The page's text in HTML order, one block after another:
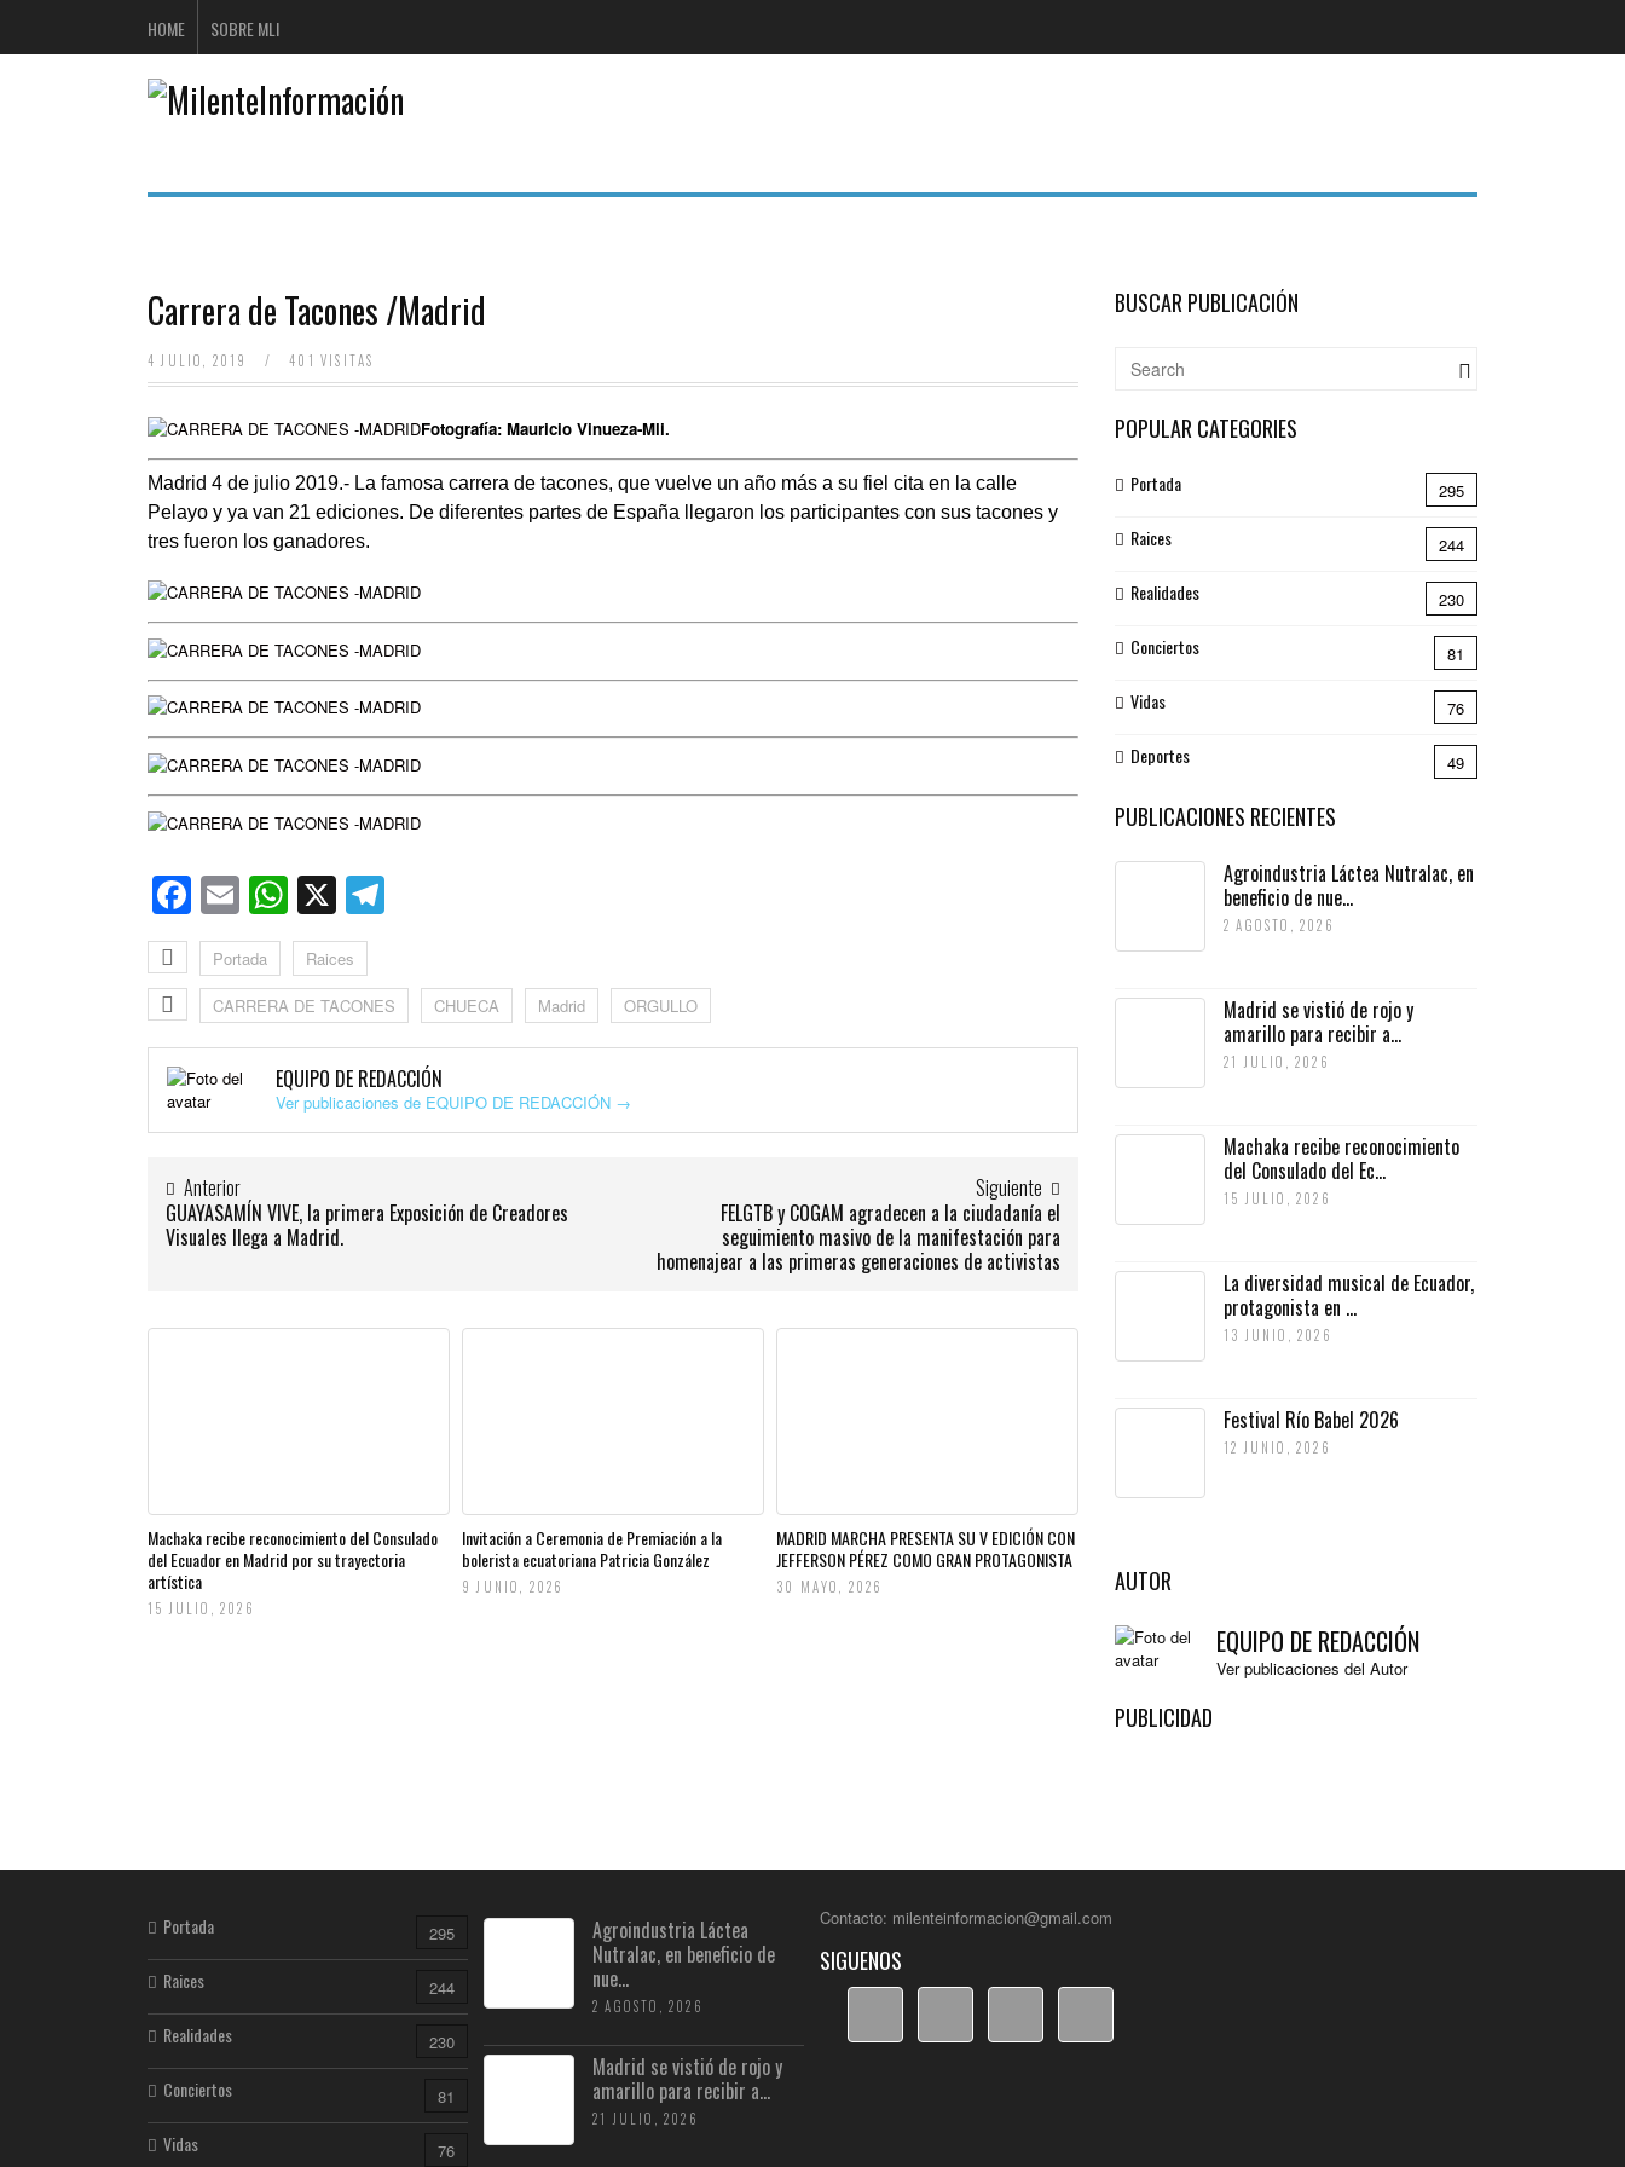
HOME SOBRE MLI
Carrera de Tacones /Madrid
4 JULIO, 2019 / 401 VISITAS
Fotografía: Mauricio Vinueza-Mli.
Madrid 4 de julio 2019.- La famosa carrera de tacones, que vuelve un año más a su fiel cita en la calle
Pelayo y ya van 21 ediciones. De diferentes partes de España llegaron los participantes con sus tacones y
tres fueron los ganadores.
Facebook
EmailWhatsApp
X
Portada Raices
CARRERA DE TACONES CHUECA Madrid ORGULLO
EQUIPO DE REDACCIÓN
Ver publicaciones de EQUIPO DE REDACCIÓN →
Anterior
GUAYASAMÍN VIVE, la primera Exposición de Creadores
Visuales llega a Madrid.
Siguiente
FELGTB y COGAM agradecen a la ciudadanía el
seguimiento masivo de la manifestación para
homenajear a las primeras generaciones de activistas
Machaka recibe reconocimiento del Consulado
del Ecuador en Madrid por su trayectoria
artística
15 JULIO, 2026
Invitación a Ceremonia de Premiación a la
bolerista ecuatoriana Patricia González
9 JUNIO, 2026
MADRID MARCHA PRESENTA SU V EDICIÓN CON
JEFFERSON PÉREZ COMO GRAN PROTAGONISTA
30 MAYO, 2026
BUSCAR PUBLICACIÓN
POPULAR CATEGORIES
Portada 295
Raices 244
Realidades 230
Conciertos 81
Vidas 76
Deportes 49
PUBLICACIONES RECIENTES
Agroindustria Láctea Nutralac, en
beneficio de nue...
2 AGOSTO, 2026
Madrid se vistió de rojo y
amarillo para recibir a...
21 JULIO, 2026
Machaka recibe reconocimiento
del Consulado del Ec...
15 JULIO, 2026
La diversidad musical de Ecuador,
protagonista en ...
13 JUNIO, 2026
Festival Río Babel 2026
12 JUNIO, 2026
AUTOR
EQUIPO DE REDACCIÓN
Ver publicaciones del Autor
PUBLICIDAD
Portada 295
Raices 244
Realidades 230
Conciertos 81
Vidas 76
Agroindustria Láctea
Nutralac, en beneficio de
nue...
2 AGOSTO, 2026
Madrid se vistió de rojo y
amarillo para recibir a...
21 JULIO, 2026
Contacto: milenteinformacion@gmail.com
SIGUENOS